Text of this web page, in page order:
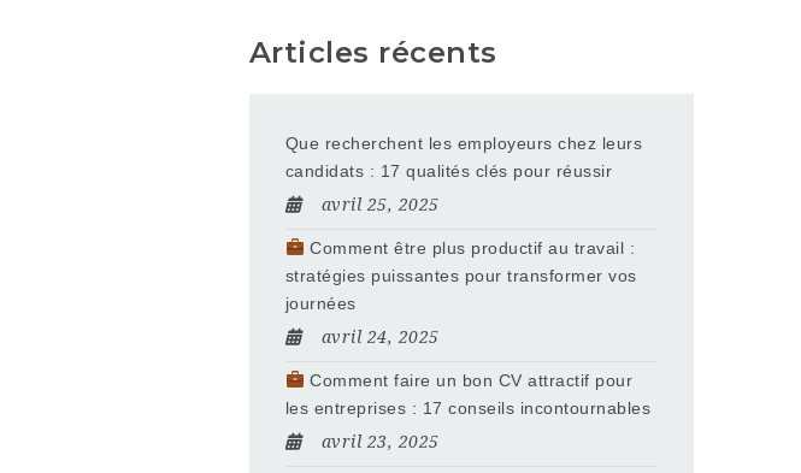
Articles récents
Que recherchent les employeurs chez leurs
candidats : 17 qualités clés pour réussir
avril 25, 2025
Comment être plus productif au travail :
stratégies puissantes pour transformer vos
journées
avril 24, 2025
Comment faire un bon CV attractif pour
les entreprises : 17 conseils incontournables
avril 23, 2025